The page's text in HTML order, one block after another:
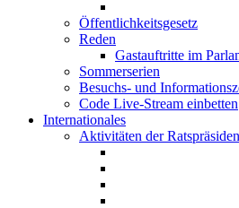
Öffentlichkeitsgesetz
Reden
Gastauftritte im
Sommerserien
Besuchs- und
Code Live-Stream einbetten
Internationales
Aktivitäten der